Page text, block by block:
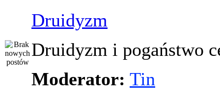
Druidyzm
Druidyzm i pogaństwo
Moderator: Tin